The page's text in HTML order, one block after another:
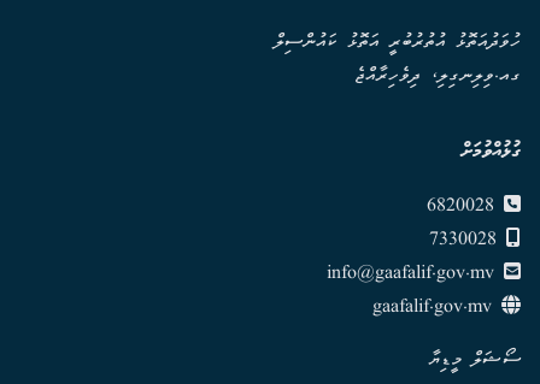
ހުވަދުއަތޮޅު އުތުރުބުރީ އަތޮޅު ކައުންސިލް
ގއ.ވިލިނގިލި، ދިވެހިރާއްޖެ
ގުޅުއްވުމަށް
info@gaafalif.gov.mv
ސޯޝަލް މީޑިޔާ